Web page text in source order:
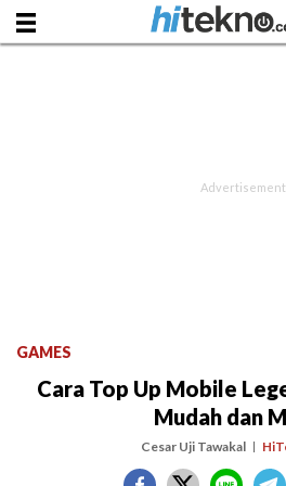
GAMES
Cara Top Up Mobile
Mudah dan
Cesar Uji Tawakal